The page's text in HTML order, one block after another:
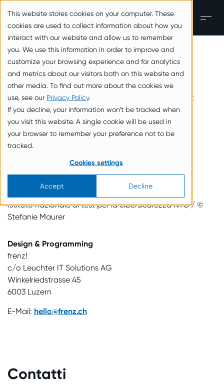
This website stores cookies on your computer. These
cookies are used to collect information about how you
interact with our website and allow us to remember
you. We use this information in order to improve and
customize your browsing experience and for analytics
and metrics about our visitors both on this website and
other media. To find out more about the cookies we
use, see our Privacy Policy.
If you decline, your information won’t be tracked when
you visit this website. A single cookie will be used in
your browser to remember your preference not to be
tracked.
Cookies settings
Accept Decline
zum Inhalt springen
IT
Note legali
Istituto nazionale di test per la cibersicurezza NTC
Baarerstrasse 53
6300 Zug
Telefono: +41 41 317 00 11
Credito fotografico
Istituto nazionale di test per la cibersicurezza NTC / ©
Stefanie Maurer
Design & Programming
frenz!
c/o Leuchter IT Solutions AG
Winkelriedstrasse 45
6003 Luzern
E-Mail: hello@frenz.ch
Contatti